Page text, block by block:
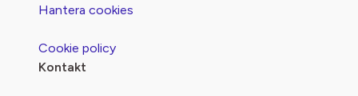
Hantera cookies
Cookie policy
Kontakt